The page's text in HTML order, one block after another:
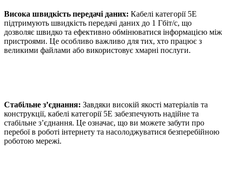
Висока швидкість передачі даних: Кабелі категорії 5E
підтримують швидкість передачі даних до 1 Гбіт/с, що
дозволяє швидко та ефективно обмінюватися інформацією між
пристроями. Це особливо важливо для тих, хто працює з
великими файлами або використовує хмарні послуги.
Стабільне з’єднання: Завдяки високій якості матеріалів та
конструкції, кабелі категорії 5E забезпечують надійне та
стабільне з’єднання. Це означає, що ви можете забути про
перебої в роботі інтернету та насолоджуватися безперебійною
роботою мережі.